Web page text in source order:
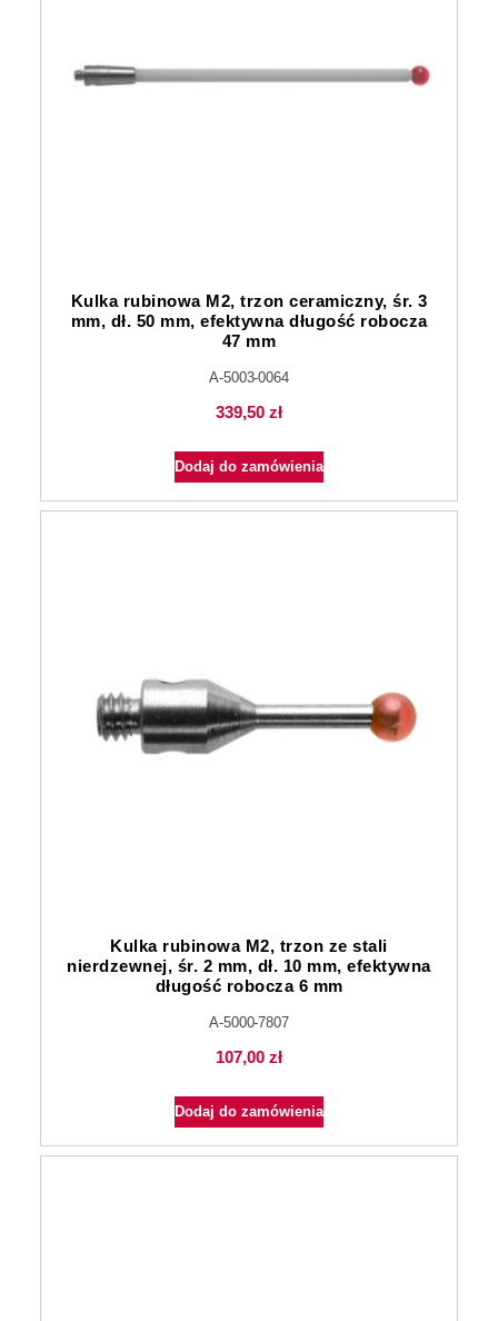
Kulka rubinowa M2, trzon ceramiczny, śr. 3
mm, dł. 50 mm, efektywna długość robocza
47 mm
A-5003-0064
339,50 zł
Dodaj do zamówienia
Kulka rubinowa M2, trzon ze stali
nierdzewnej, śr. 2 mm, dł. 10 mm, efektywna
długość robocza 6 mm
A-5000-7807
107,00 zł
Dodaj do zamówienia